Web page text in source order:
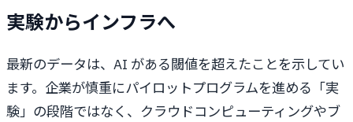
実験からインフラへ
最新のデータは、AI がある閾値を超えたことを示してい
ます。企業が慎重にパイロットプログラムを進める「実
験」の段階ではなく、クラウドコンピューティングやブ